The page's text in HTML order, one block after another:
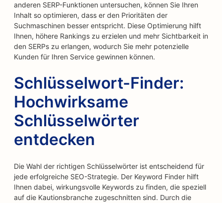
anderen SERP-Funktionen untersuchen, können Sie Ihren
Inhalt so optimieren, dass er den Prioritäten der
Suchmaschinen besser entspricht. Diese Optimierung hilft
Ihnen, höhere Rankings zu erzielen und mehr Sichtbarkeit in
den SERPs zu erlangen, wodurch Sie mehr potenzielle
Kunden für Ihren Service gewinnen können.
Schlüsselwort-Finder:
Hochwirksame
Schlüsselwörter
entdecken
Die Wahl der richtigen Schlüsselwörter ist entscheidend für
jede erfolgreiche SEO-Strategie. Der Keyword Finder hilft
Ihnen dabei, wirkungsvolle Keywords zu finden, die speziell
auf die Kautionsbranche zugeschnitten sind. Durch die